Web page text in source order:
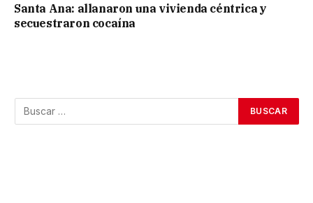
Santa Ana: allanaron una vivienda céntrica y
secuestraron cocaína